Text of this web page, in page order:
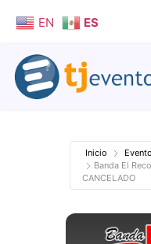
EN ES
Inicio
Banda El
CANCELADO